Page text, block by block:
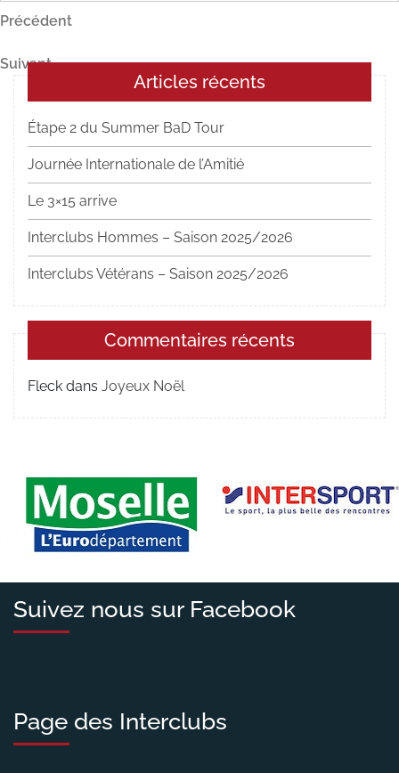
Navigation
l’article
Article
Précédent
Article
suivant
Suivant
Articles récents
Étape 2 du Summer BaD Tour
Journée Internationale de l’Amitié
Le 3×15 arrive
Interclubs Hommes – Saison 2025/2026
Interclubs Vétérans – Saison 2025/2026
Commentaires récents
Fleck dans Joyeux Noël
Suivez nous sur Facebook
Page des Interclubs